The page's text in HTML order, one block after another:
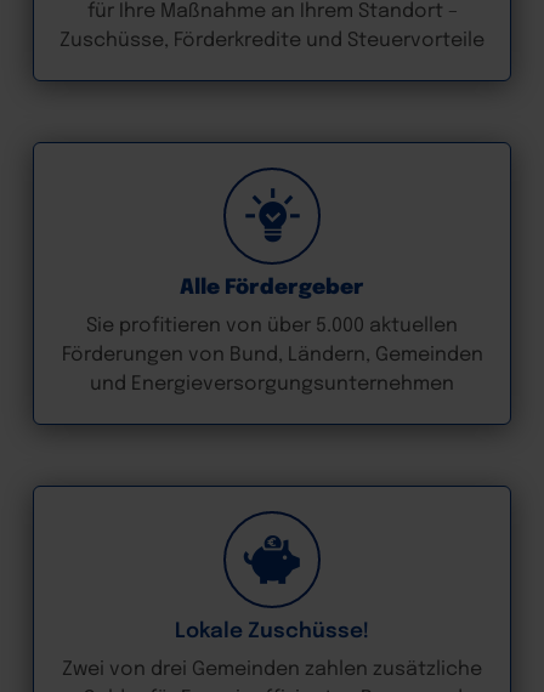
für Ihre Maßnahme an Ihrem Standort –
Zuschüsse, Förderkredite und Steuervorteile
Alle Fördergeber
Sie profitieren von über 5.000 aktuellen
Förderungen von Bund, Ländern, Gemeinden
und Energieversorgungsunternehmen
Lokale Zuschüsse!
Zwei von drei Gemeinden zahlen zusätzliche